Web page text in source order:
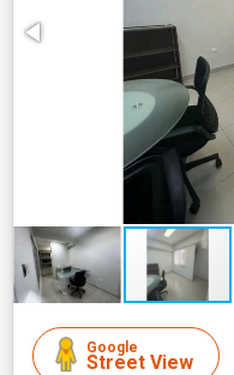
Google
Street View